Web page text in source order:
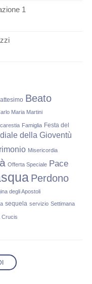
1
Beato
Maria Martini
Famiglia Festa del
della Gioventù
Misericordia
Offerta Speciale Pace
Perdono
degli Apostoli
sequela servizio Settimana
Crucis